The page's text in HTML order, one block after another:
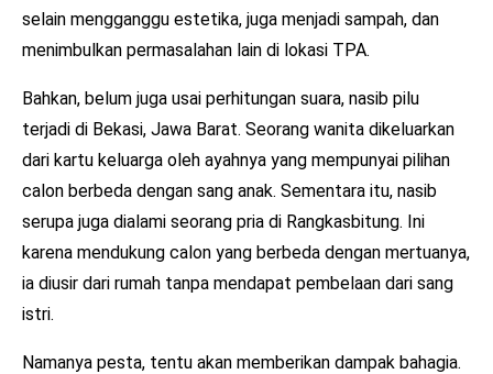
selain mengganggu estetika, juga menjadi sampah, dan
menimbulkan permasalahan lain di lokasi TPA.
Bahkan, belum juga usai perhitungan suara, nasib pilu
terjadi di Bekasi, Jawa Barat. Seorang wanita dikeluarkan
dari kartu keluarga oleh ayahnya yang mempunyai pilihan
calon berbeda dengan sang anak. Sementara itu, nasib
serupa juga dialami seorang pria di Rangkasbitung. Ini
karena mendukung calon yang berbeda dengan mertuanya,
ia diusir dari rumah tanpa mendapat pembelaan dari sang
istri.
Namanya pesta, tentu akan memberikan dampak bahagia.